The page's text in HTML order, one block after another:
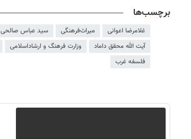
برچسب‌ها
غلامرضا اعوانی میراث‌فرهنگی سید عباس صالحی
آیت الله محقق داماد
وزارت فرهنگ و ارشاداسلامی
فلسفه غرب